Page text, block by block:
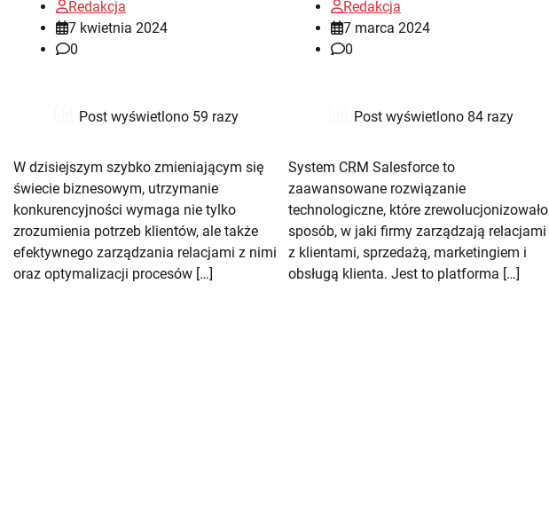
Redakcja
7 kwietnia 2024
0
Post wyświetlono 59 razy
W dzisiejszym szybko zmieniającym się
świecie biznesowym, utrzymanie
konkurencyjności wymaga nie tylko
zrozumienia potrzeb klientów, ale także
efektywnego zarządzania relacjami z nimi
oraz optymalizacji procesów […]
Redakcja
7 marca 2024
0
Post wyświetlono 84 razy
System CRM Salesforce to
zaawansowane rozwiązanie
technologiczne, które zrewolucjonizowało
sposób, w jaki firmy zarządzają relacjami
z klientami, sprzedażą, marketingiem i
obsługą klienta. Jest to platforma […]